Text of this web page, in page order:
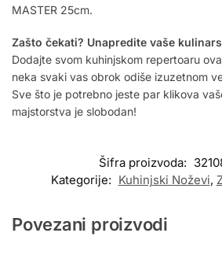
MASTER 25cm.
Zašto čekati? Unapredite vaše
Dodajte svom kuhinjskom repertoaru
neka svaki vas obrok odiše izuzetnom
Sve što je potrebno jeste par klikova
majstorstva je slobodan!
Šifra proizvoda:
Kategorije: Kuhinjski Noževi,
Povezani proizvodi